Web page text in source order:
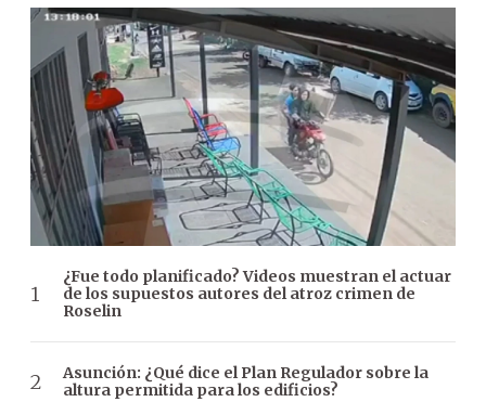
¿Fue todo planificado? Videos muestran el actuar
de los supuestos autores del atroz crimen de
Roselin
Asunción: ¿Qué dice el Plan Regulador sobre la
altura permitida para los edificios?